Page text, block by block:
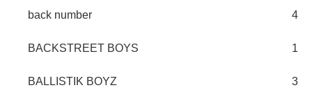
back number 4
BACKSTREET BOYS 1
BALLISTIK BOYZ 3